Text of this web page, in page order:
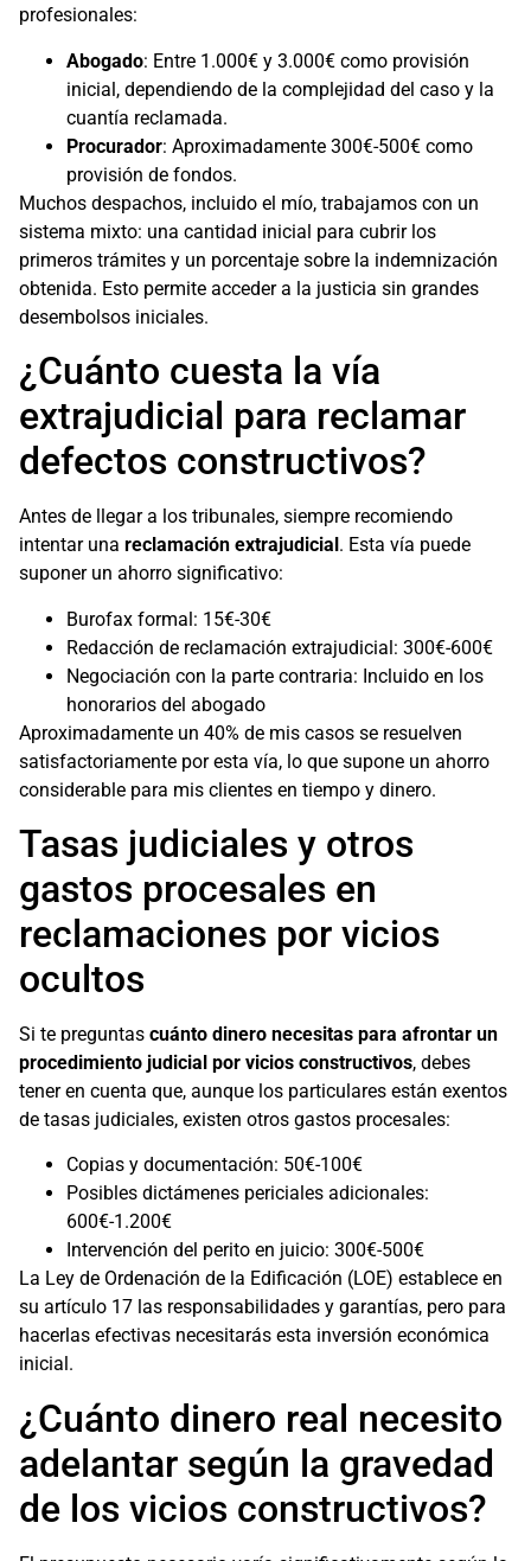
profesionales:
Abogado: Entre 1.000€ y 3.000€ como provisión
inicial, dependiendo de la complejidad del caso y la
cuantía reclamada.
Procurador: Aproximadamente 300€-500€ como
provisión de fondos.
Muchos despachos, incluido el mío, trabajamos con un
sistema mixto: una cantidad inicial para cubrir los
primeros trámites y un porcentaje sobre la indemnización
obtenida. Esto permite acceder a la justicia sin grandes
desembolsos iniciales.
¿Cuánto cuesta la vía
extrajudicial para reclamar
defectos constructivos?
Antes de llegar a los tribunales, siempre recomiendo
intentar una reclamación extrajudicial. Esta vía puede
suponer un ahorro significativo:
Burofax formal: 15€-30€
Redacción de reclamación extrajudicial: 300€-600€
Negociación con la parte contraria: Incluido en los
honorarios del abogado
Aproximadamente un 40% de mis casos se resuelven
satisfactoriamente por esta vía, lo que supone un ahorro
considerable para mis clientes en tiempo y dinero.
Tasas judiciales y otros
gastos procesales en
reclamaciones por vicios
ocultos
Si te preguntas cuánto dinero necesitas para afrontar un
procedimiento judicial por vicios constructivos, debes
tener en cuenta que, aunque los particulares están exentos
de tasas judiciales, existen otros gastos procesales:
Copias y documentación: 50€-100€
Posibles dictámenes periciales adicionales:
600€-1.200€
Intervención del perito en juicio: 300€-500€
La Ley de Ordenación de la Edificación (LOE) establece en
su artículo 17 las responsabilidades y garantías, pero para
hacerlas efectivas necesitarás esta inversión económica
inicial.
¿Cuánto dinero real necesito
adelantar según la gravedad
de los vicios constructivos?